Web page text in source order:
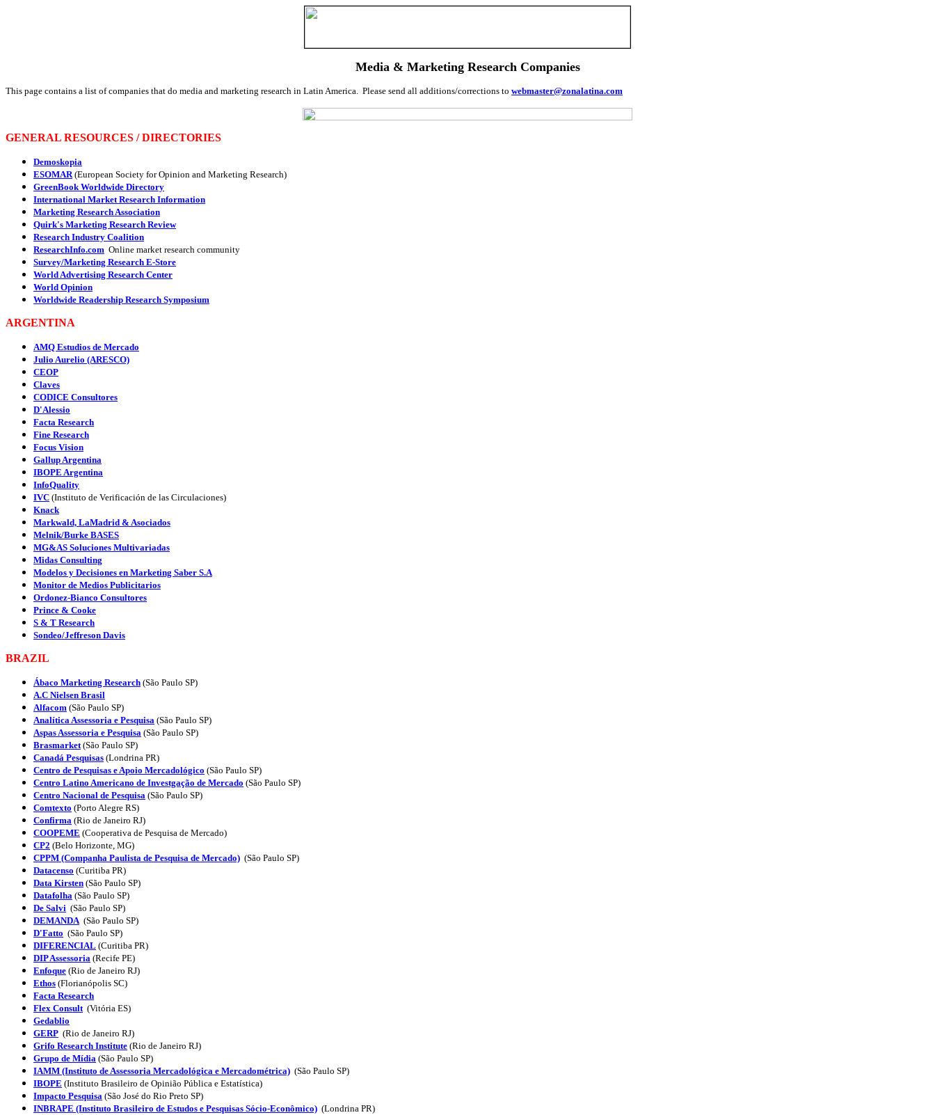
Media & Marketing Research Companies
This page contains a list of companies that do media and marketing research in Latin America. Please send all additions/corrections to webmaster@zonalatina.com
GENERAL RESOURCES / DIRECTORIES
Demoskopia
ESOMAR (European Society for Opinion and Marketing Research)
GreenBook Worldwide Directory
International Market Research Information
Marketing Research Association
Quirk's Marketing Research Review
Research Industry Coalition
ResearchInfo.com Online market research community
Survey/Marketing Research E-Store
World Advertising Research Center
World Opinion
Worldwide Readership Research Symposium
ARGENTINA
AMQ Estudios de Mercado
Julio Aurelio (ARESCO)
CEOP
Claves
CODICE Consultores
D'Alessio
Facta Research
Fine Research
Focus Vision
Gallup Argentina
IBOPE Argentina
InfoQuality
IVC (Instituto de Verificación de las Circulaciones)
Knack
Markwald, LaMadrid & Asociados
Melnik/Burke BASES
MG&AS Soluciones Multivariadas
Midas Consulting
Modelos y Decisiones en Marketing Saber S.A
Monitor de Medios Publicitarios
Ordonez-Bianco Consultores
Prince & Cooke
S & T Research
Sondeo/Jeffreson Davis
BRAZIL
Ábaco Marketing Research (São Paulo SP)
A.C Nielsen Brasil
Alfacom (São Paulo SP)
Analítica Assessoria e Pesquisa (São Paulo SP)
Aspas Assessoria e Pesquisa (São Paulo SP)
Brasmarket(São Paulo SP)
Canadá Pesquisas (Londrina PR)
Centro de Pesquisas e Apoio Mercadológico (São Paulo SP)
Centro Latino Americano de Investgação de Mercado (São Paulo SP)
Centro Nacional de Pesquisa (São Paulo SP)
Comtexto (Porto Alegre RS)
Confirma (Rio de Janeiro RJ)
COOPEME (Cooperativa de Pesquisa de Mercado)
CP2 (Belo Horizonte, MG)
CPPM (Companha Paulista de Pesquisa de Mercado) (São Paulo SP)
Datacenso (Curitiba PR)
Data Kirsten (São Paulo SP)
Datafolha (São Paulo SP)
De Salvi (São Paulo SP)
DEMANDA (São Paulo SP)
D'Fatto (São Paulo SP)
DIFERENCIAL (Curitiba PR)
DIP Assessoria (Recife PE)
Enfoque (Rio de Janeiro RJ)
Ethos (Florianópolis SC)
Facta Research
Flex Consult(Vitória ES)
Gedablio
GERP (Rio de Janeiro RJ)
Grifo Research Institute (Rio de Janeiro RJ)
Grupo de Mídia (São Paulo SP)
IAMM (Instituto de Assessoria Mercadológica e Mercadométrica) (São Paulo SP)
IBOPE (Instituto Brasileiro de Opinião Pública e Estatística)
Impacto Pesquisa (São José do Rio Preto SP)
INBRAPE (Instituto Brasileiro de Estudos e Pesquisas Sócio-Econômico) (Londrina PR)